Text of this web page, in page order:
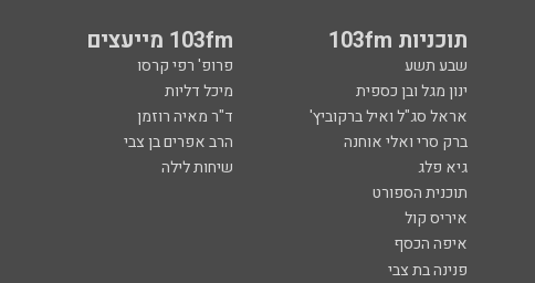
תוכניות 103fm 103fm מייעצים
שבע תשע פרופ' רפי קרסו
ינון מגל ובן כספית
מיכל דליות
אראל סג"ל ואיל ברקוביץ'
ד"ר מאיה רוזמן
ברק סרי ואלי אוחנה
הרב אפרים בן צבי
גיא פלג
שיחות לילה
תוכנית הספורט
איריס קול
איפה הכסף
פנינה בת צבי